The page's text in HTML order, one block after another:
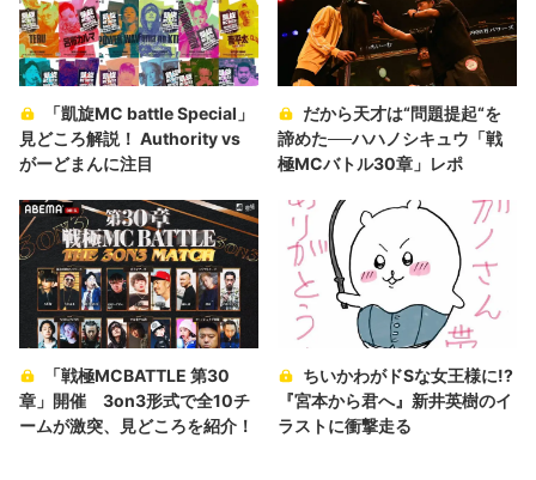
「凱旋MC battle Special」
見どころ解説！ Authority vs
がーどまんに注目
だから天才は“問題提起“を
諦めた──ハハノシキュウ「戦
極MCバトル30章」レポ
「戦極MCBATTLE 第30
章」開催 3on3形式で全10チ
ームが激突、見どころを紹介！
ちいかわがドSな女王様に!?
『宮本から君へ』新井英樹のイ
ラストに衝撃走る